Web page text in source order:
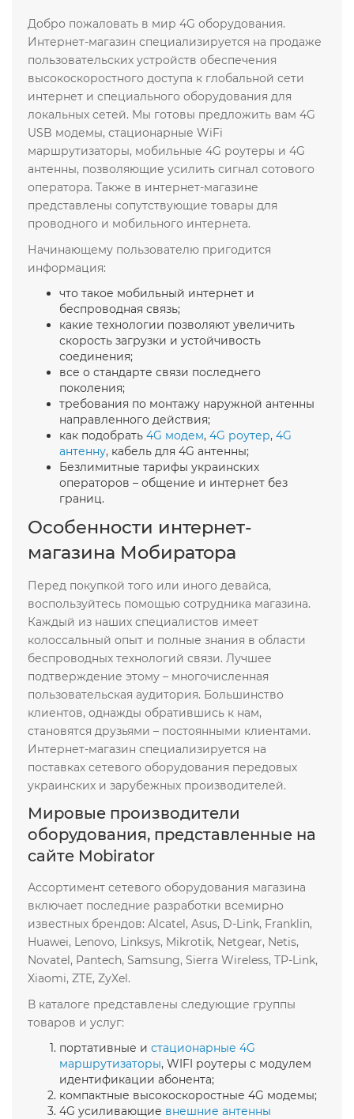
Добро пожаловать в мир 4G оборудования.
Интернет-магазин специализируется на продаже
пользовательских устройств обеспечения
высокоскоростного доступа к глобальной сети
интернет и специального оборудования для
локальных сетей. Мы готовы предложить вам 4G
USB модемы, стационарные WiFi
маршрутизаторы, мобильные 4G роутеры и 4G
антенны, позволяющие усилить сигнал сотового
оператора. Также в интернет-магазине
представлены сопутствующие товары для
проводного и мобильного интернета.
Начинающему пользователю пригодится
информация:
что такое мобильный интернет и
беспроводная связь;
какие технологии позволяют увеличить
скорость загрузки и устойчивость
соединения;
все о стандарте связи последнего
поколения;
требования по монтажу наружной антенны
направленного действия;
как подобрать 4G модем, 4G роутер, 4G
антенну, кабель для 4G антенны;
Безлимитные тарифы украинских
операторов – общение и интернет без
границ.
Особенности интернет-
магазина Мобиратора
Перед покупкой того или иного девайса,
воспользуйтесь помощью сотрудника магазина.
Каждый из наших специалистов имеет
колоссальный опыт и полные знания в области
беспроводных технологий связи. Лучшее
подтверждение этому – многочисленная
пользовательская аудитория. Большинство
клиентов, однажды обратившись к нам,
становятся друзьями – постоянными клиентами.
Интернет-магазин специализируется на
поставках сетевого оборудования передовых
украинских и зарубежных производителей.
Мировые производители
оборудования, представленные на
сайте Mobirator
Ассортимент сетевого оборудования магазина
включает последние разработки всемирно
известных брендов: Alcatel, Asus, D-Link, Franklin,
Huawei, Lenovo, Linksys, Mikrotik, Netgear, Netis,
Novatel, Pantech, Samsung, Sierra Wireless, TP-Link,
Xiaomi, ZTE, ZyXel.
В каталоге представлены следующие группы
товаров и услуг:
портативные и стационарные 4G
маршрутизаторы, WIFI роутеры с модулем
идентификации абонента;
компактные высокоскоростные 4G модемы;
4G усиливающие внешние антенны